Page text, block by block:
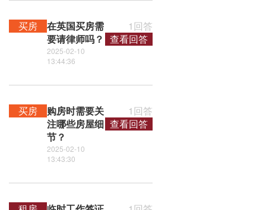
买房
在英国买房需
要请律师吗？
2025-02-10
13:44:36
1回答
查看回答
买房
购房时需要关
注哪些房屋细
节？
2025-02-10
13:43:30
1回答
查看回答